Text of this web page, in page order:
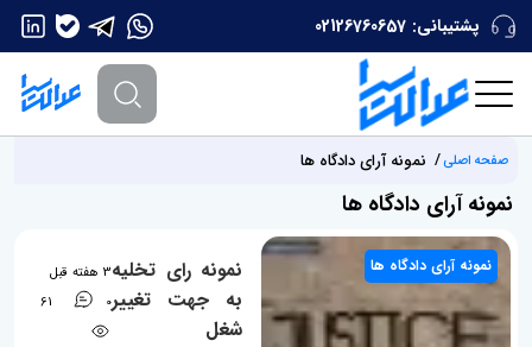
پشتیبانی: 02126760657
صفحه اصلی نمونه آرای دادگاه ها
نمونه آرای دادگاه ها
نمونه آرای دادگاه ها
نمونه رای تخلیه
به جهت تغییر
شغل
3 هفته قبل
0
61